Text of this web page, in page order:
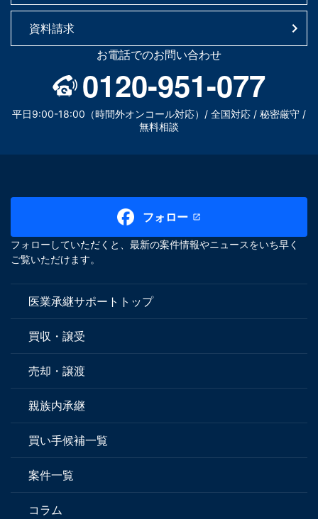
資料請求
お電話でのお問い合わせ
0120-951-077
平日9:00-18:00（時間外オンコール対応）/ 全国対応 / 秘密厳守 /
無料相談
フォロー
フォローしていただくと、最新の案件情報やニュースをいち早く
ご覧いただけます。
医業承継サポートトップ
買収・譲受
売却・譲渡
親族内承継
買い手候補一覧
案件一覧
コラム